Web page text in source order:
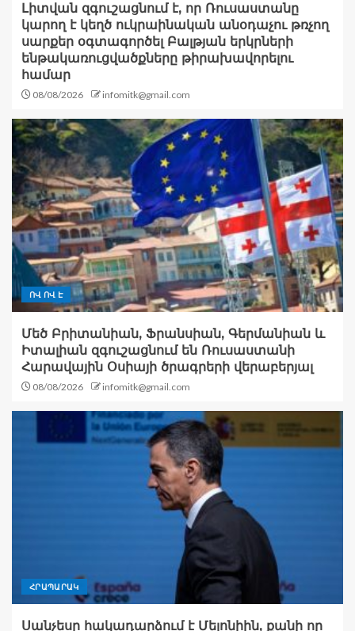
Լիտվան զգուշացնում է, որ Ռուսաստանը
կարող է կեղծ ուկրաինական անօդաչու թռչող
սարքեր օգտագործել Բալթյան երկրների
ենթակառուցվածքները թիրախավորելու
համար
08/08/2026 infomitk@gmail.com
ՈՎ ՈՎ Է
Մեծ Բրիտանիան, Ֆրանսիան, Գերմանիան և
Իտալիան զգուշացնում են Ռուսաստանի
Հարավային Օսիայի ծրագրերի վերաբերյալ
08/08/2026 infomitk@gmail.com
ՀՐԱՊԱՐԱԿ
Սանչեսը հակադարձում է Մելոնիին, քանի որ